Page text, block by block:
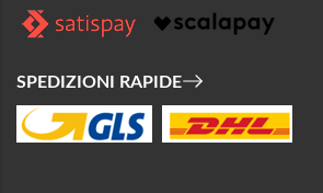
SPEDIZIONI RAPIDE